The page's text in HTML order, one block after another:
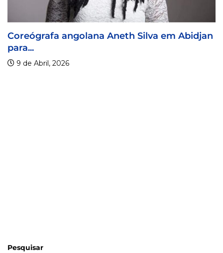
angolana Aneth Silva em Abidjan
2026
Visa
Pesquisar